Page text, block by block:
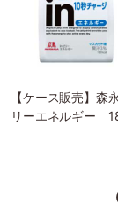
【ケース販売】
リーエネルギー